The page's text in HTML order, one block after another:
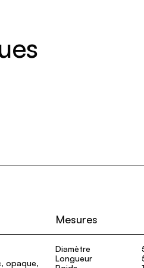
opaque,
Mesures
Diamètre
Longueur